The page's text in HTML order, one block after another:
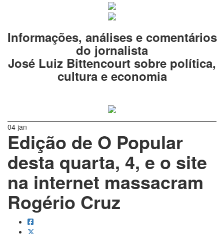
Informações, análises e comentários
do jornalista
José Luiz Bittencourt sobre política,
cultura e economia
04 jan
Edição de O Popular
desta quarta, 4, e o site
na internet massacram
Rogério Cruz